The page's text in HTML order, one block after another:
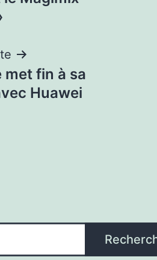
met fin à sa
Huawei